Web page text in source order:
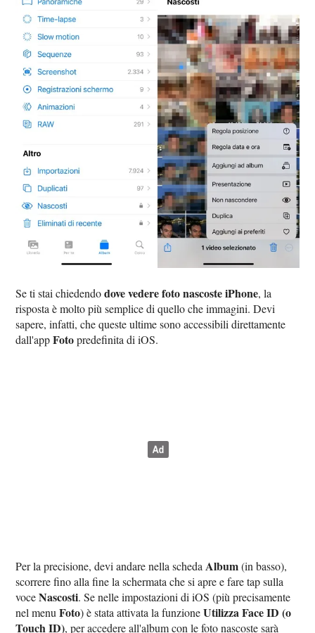
Se ti stai chiedendodove vedere foto nascoste iPhone, la
risposta è molto più semplice di quello che immagini. Devi
sapere, infatti, che queste ultime sono accessibili direttamente
dall'appFotopredefinita di iOS.
Per la precisione, devi andare nella scheda Album(in basso),
scorrere fino alla fine la schermata che si apre e fare tap sulla
voceNascosti. Se nelle impostazioni di iOS (più precisamente
nel menuFoto) è stata attivata la funzioneUtilizza Face ID (o
Touch ID), per accedere all'album con le foto nascoste sarà